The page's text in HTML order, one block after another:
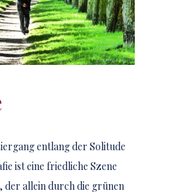
entlang der Solitude
ist eine friedliche Szene
der allein durch die grünen